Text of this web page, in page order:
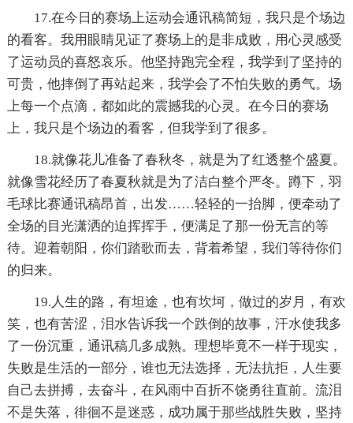
17.在今日的赛场上运动会通讯稿简短，我只是个场边
的看客。我用眼睛见证了赛场上的是非成败，用心灵感受
了运动员的喜怒哀乐。他坚持跑完全程，我学到了坚持的
可贵，他摔倒了再站起来，我学会了不怕失败的勇气。场
上每一个点滴，都如此的震撼我的心灵。在今日的赛场
上，我只是个场边的看客，但我学到了很多。
18.就像花儿准备了春秋冬，就是为了红透整个盛夏。
就像雪花经历了春夏秋就是为了洁白整个严冬。蹲下，羽
毛球比赛通讯稿昂首，出发……轻轻的一抬脚，便牵动了
全场的目光潇洒的迫挥挥手，便满足了那一份无言的等
待。迎着朝阳，你们踏歌而去，背着希望，我们等待你们
的归来。
19.人生的路，有坦途，也有坎坷，做过的岁月，有欢
笑，也有苦涩，泪水告诉我一个跌倒的故事，汗水使我多
了一份沉重，通讯稿几多成熟。理想毕竟不一样于现实，
失败是生活的一部分，谁也无法选择，无法抗拒，人生要
自己去拼搏，去奋斗，在风雨中百折不饶勇往直前。流泪
不是失落，徘徊不是迷惑，成功属于那些战胜失败，坚持